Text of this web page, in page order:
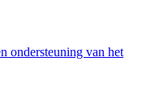
ondersteuning van het